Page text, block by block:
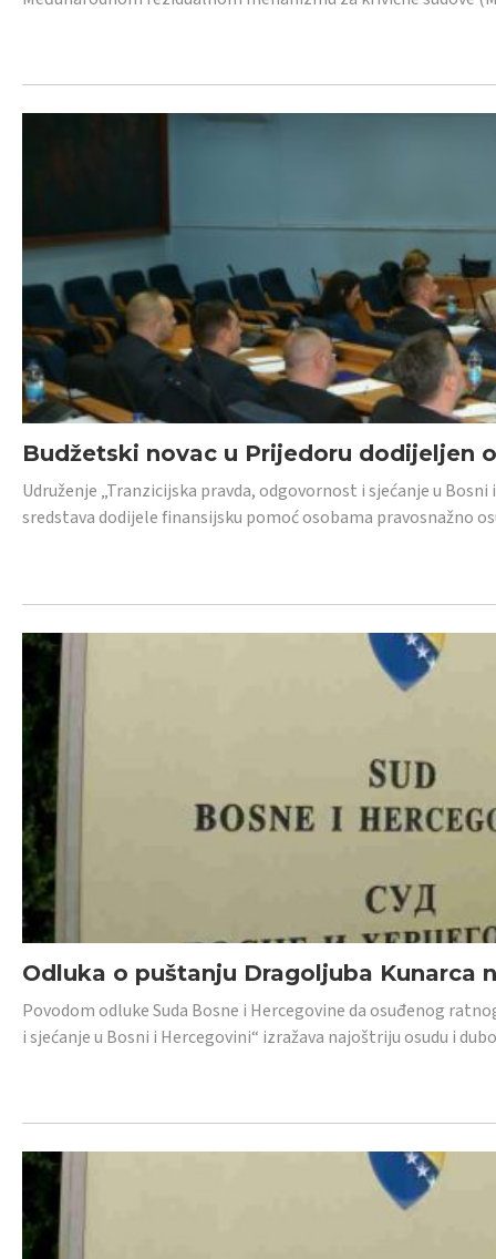
Budžetski novac u Prijedoru dodijeljen
Udruženje „Tranzicijska pravda, odgovornost i sjećanje u
sredstava dodijele finansijsku pomoć osobama pravosnažno
Odluka o puštanju Dragoljuba Kunarca
Povodom odluke Suda Bosne i Hercegovine da osuđenog
i sjećanje u Bosni i Hercegovini“ izražava najoštriju osudu i